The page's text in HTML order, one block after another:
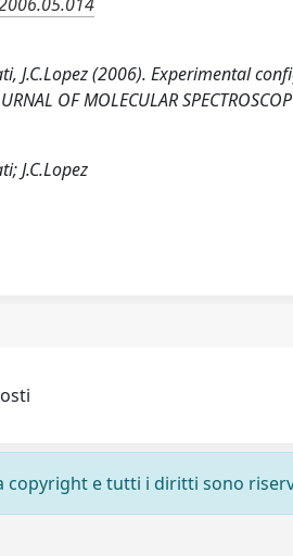
J.C.Lopez (2006). Experimental
OF MOLECULAR
J.C.Lopez
e tutti i diritti sono